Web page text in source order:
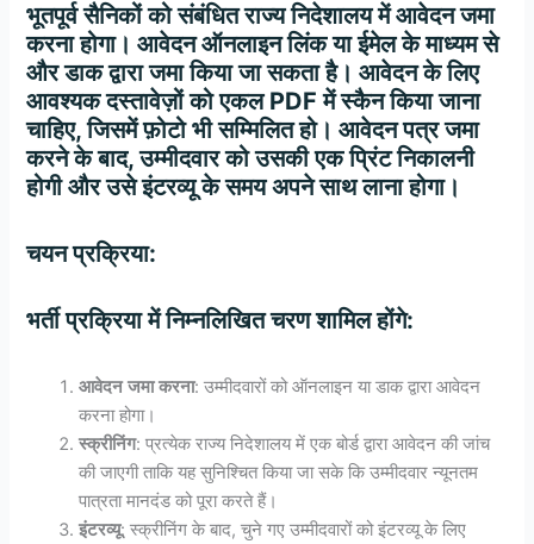
भूतपूर्व सैनिकों को संबंधित राज्य निदेशालय में आवेदन जमा
करना होगा। आवेदन ऑनलाइन लिंक या ईमेल के माध्यम से
और डाक द्वारा जमा किया जा सकता है। आवेदन के लिए
आवश्यक दस्तावेज़ों को एकल PDF में स्कैन किया जाना
चाहिए, जिसमें फ़ोटो भी सम्मिलित हो। आवेदन पत्र जमा
करने के बाद, उम्मीदवार को उसकी एक प्रिंट निकालनी
होगी और उसे इंटरव्यू के समय अपने साथ लाना होगा।
चयन प्रक्रिया:
भर्ती प्रक्रिया में निम्नलिखित चरण शामिल होंगे:
आवेदन जमा करना: उम्मीदवारों को ऑनलाइन या डाक द्वारा आवेदन
करना होगा।
स्क्रीनिंग: प्रत्येक राज्य निदेशालय में एक बोर्ड द्वारा आवेदन की जांच
की जाएगी ताकि यह सुनिश्चित किया जा सके कि उम्मीदवार न्यूनतम
पात्रता मानदंड को पूरा करते हैं।
इंटरव्यू: स्क्रीनिंग के बाद, चुने गए उम्मीदवारों को इंटरव्यू के लिए